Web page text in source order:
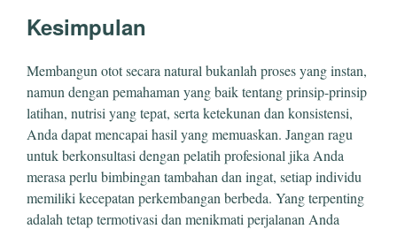
Kesimpulan
Membangun otot secara natural bukanlah proses yang instan,
namun dengan pemahaman yang baik tentang prinsip-prinsip
latihan, nutrisi yang tepat, serta ketekunan dan konsistensi,
Anda dapat mencapai hasil yang memuaskan. Jangan ragu
untuk berkonsultasi dengan pelatih profesional jika Anda
merasa perlu bimbingan tambahan dan ingat, setiap individu
memiliki kecepatan perkembangan berbeda. Yang terpenting
adalah tetap termotivasi dan menikmati perjalanan Anda